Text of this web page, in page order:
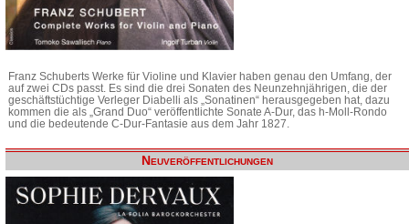
Franz Schuberts Werke für Violine und Klavier haben genau den Umfang, der
auf zwei CDs passt. Es sind die drei Sonaten des Neunzehnjährigen, die der
geschäftstüchtige Verleger Diabelli als „Sonatinen“ herausgegeben hat, dazu
kommen die als „Grand Duo“ veröffentlichte Sonate A-Dur, das h-Moll-Rondo
und die bedeutende C-Dur-Fantasie aus dem Jahr 1827.
Neuveröffentlichungen